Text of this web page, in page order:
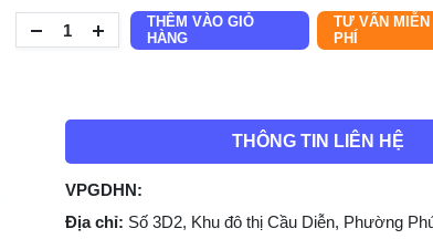
THÊM VÀO GIỎ
HÀNG
TƯ VẤN MIỄN
PHÍ
THÔNG TIN LIÊN HỆ
VPGDHN:
Địa chỉ: Số 3D2, Khu đô thị Cầu Diễn, Phường